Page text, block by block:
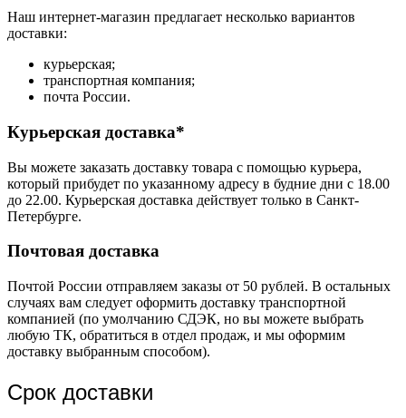
Наш интернет-магазин предлагает несколько вариантов
доставки:
курьерская;
транспортная компания;
почта России.
Курьерская доставка*
Вы можете заказать доставку товара с помощью курьера,
который прибудет по указанному адресу в будние дни с 18.00
до 22.00. Курьерская доставка действует только в Санкт-
Петербурге.
Почтовая доставка
Почтой России отправляем заказы от 50 рублей. В остальных
случаях вам следует оформить доставку транспортной
компанией (по умолчанию СДЭК, но вы можете выбрать
любую ТК, обратиться в отдел продаж, и мы оформим
доставку выбранным способом).
Срок доставки